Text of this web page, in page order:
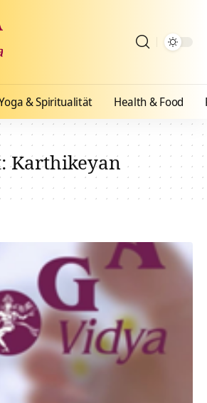
& Spiritualität Health & Food
Karthikeyan